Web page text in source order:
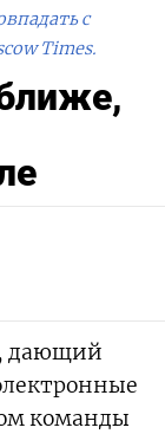
с
Times.
дающий
команды